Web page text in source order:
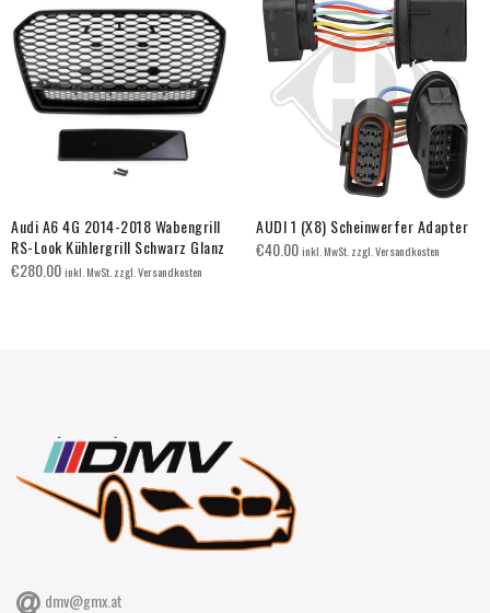
Audi A6 4G 2014-2018 Wabengrill
RS-Look Kühlergrill Schwarz Glanz
€280.00inkl. MwSt. zzgl. Versandkosten
AUDI 1 (X8) Scheinwerfer Adapter
€40.00inkl. MwSt. zzgl. Versandkosten
dmv@gmx.at